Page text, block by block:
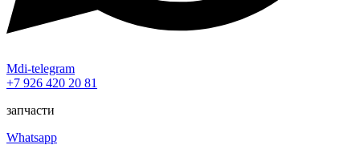
Mdi-telegram
+7 926 420 20 81
запчасти
Whatsapp